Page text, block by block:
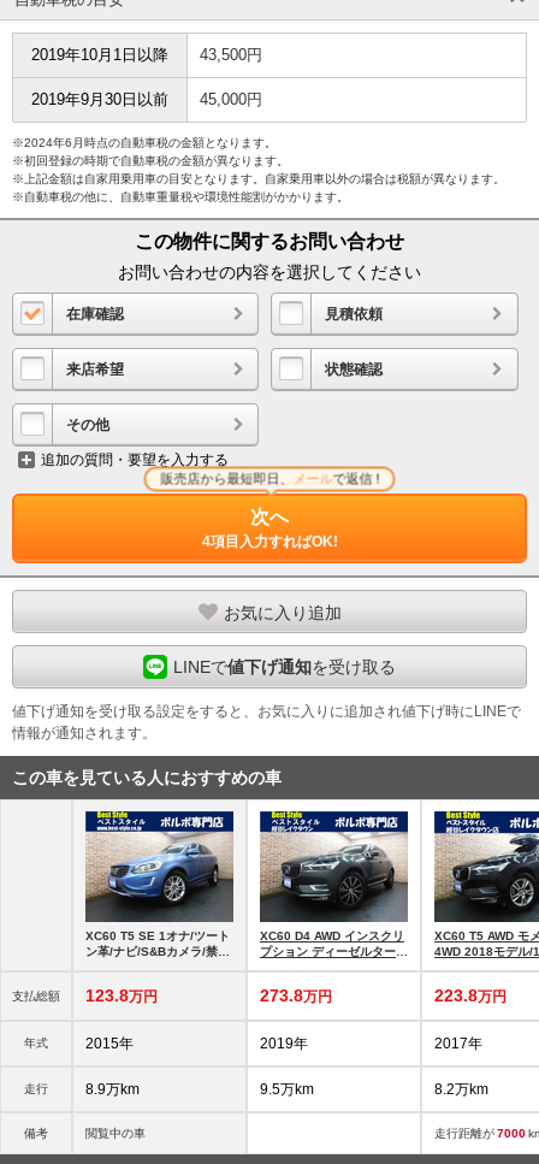
2019年10月1日以降 43,500円
2019年9月30日以前 45,000円
※2024年6月時点の自動車税の金額となります。
※初回登録の時期で自動車税の金額が異なります。
※上記金額は自家用乗用車の目安となります。自家乗用車以外の場合は税額が異なります。
※自動車税の他に、自動車重量税や環境性能割がかかります。
この物件に関するお問い合わせ
お問い合わせの内容を選択してください
在庫確認 見積依頼
来店希望 状態確認
その他
追加の質問・要望を入力する
次へ
4項目入力すればOK!
販売店から最短即日、 メールで返信 !
お気に入り追加
LINEで値下げ通知を受け取る
値下げ通知を受け取る設定をすると、お気に入りに追加され値下げ時にLINEで
情報が通知されます。
この車を見ている人におすすめの車
支払総額
年式
走行
備考
XC60 T5 SE 1オナ/ツート
ン革/ナビ/S&Bカメラ/禁煙
123.8万円
2015年
8.9万km
閲覧中の車
XC60 D4 AWD インスクリ
プション ディーゼルターボ
車
273.8万円
2019年
9.5万km
XC60 T5 AWD モ
4WD 2018モデル/
223.8万円
2017年
8.2万km
走行距離が7000